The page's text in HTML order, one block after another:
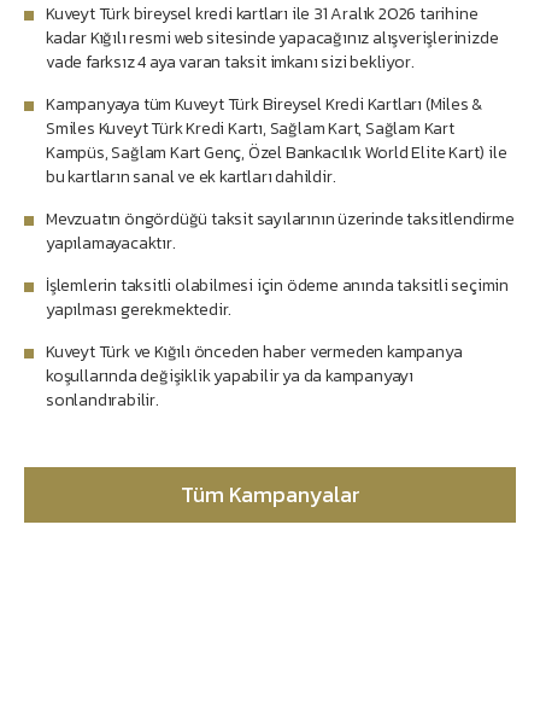
Kuveyt Türk bireysel kredi kartları ile 31 Aralık 2026 tarihine
kadar Kığılı resmi web sitesinde yapacağınız alışverişlerinizde
vade farksız 4 aya varan taksit imkanı sizi bekliyor.
Kampanyaya tüm Kuveyt Türk Bireysel Kredi Kartları (Miles &
Smiles Kuveyt Türk Kredi Kartı, Sağlam Kart, Sağlam Kart
Kampüs, Sağlam Kart Genç, Özel Bankacılık World Elite Kart) ile
bu kartların sanal ve ek kartları dahildir.
Mevzuatın öngördüğü taksit sayılarının üzerinde taksitlendirme
yapılamayacaktır.
İşlemlerin taksitli olabilmesi için ödeme anında taksitli seçimin
yapılması gerekmektedir.
Kuveyt Türk ve Kığılı önceden haber vermeden kampanya
koşullarında değişiklik yapabilir ya da kampanyayı
sonlandırabilir.
Tüm Kampanyalar